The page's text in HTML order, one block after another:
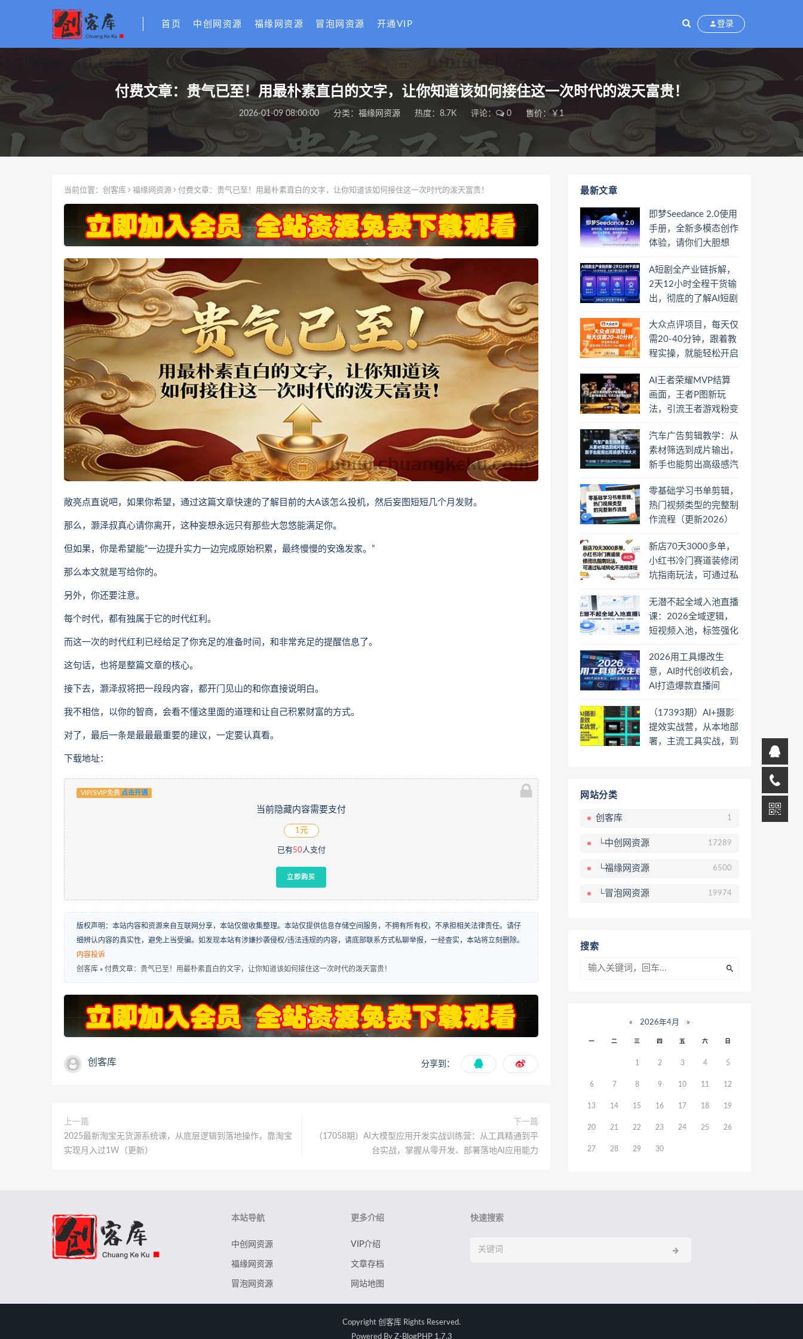
首页 中创网资源 福缘网资源 冒泡网资源 开通VIP 登录
付费文章：贵气已至！用最朴素直白的文字，让你知道该如何接住这一次时代的泼天富贵！
2026-01-09 08:00:00 分类： 福缘网资源 热度：8.7K 评论： 0 售价：￥1
当前位置： 创客库 福缘网资源 付费文章：贵气已至！用最朴素直白的文字，让你知道该如何接住这一次时代的泼天富贵！
敞亮点直说吧，如果你希望，通过这篇文章快速的了解目前的大A该怎么投机，然后妄图短短几个月发财。
那么，灏泽叔真心请你离开，这种妄想永远只有那些大忽悠能满足你。
但如果，你是希望能“一边提升实力一边完成原始积累，最终慢慢的安逸发家。”
那么本文就是写给你的。
另外，你还要注意。
每个时代，都有独属于它的时代红利。
而这一次的时代红利已经给足了你充足的准备时间，和非常充足的提醒信息了。
这句话，也将是整篇文章的核心。
接下去，灏泽叔将把一段段内容，都开门见山的和你直接说明白。
我不相信，以你的智商，会看不懂这里面的道理和让自己积累财富的方式。
对了，最后一条是最最最重要的建议，一定要认真看。
下载地址：
VIP/SVIP免费 点击开通
当前隐藏内容需要支付
1元
已有 50人支付
立即购买
版权声明：本站内容和资源来自互联网分享，本站仅做收集整理。本站仅提供信息存储空间服务，不拥有所有权，不承担相关法律责任。请仔
细辨认内容的真实性，避免上当受骗。如发现本站有涉嫌抄袭侵权/违法违规的内容，请底部联系方式私聊举报，一经查实，本站将立刻删除。
内容投诉
创客库 » 付费文章：贵气已至！用最朴素直白的文字，让你知道该如何接住这一次时代的泼天富贵！
创客库 分享到：
上一篇
2025最新淘宝无货源系统课，从底层逻辑到落地操作，靠淘宝
实现月入过1W（更新）
下一篇
（17058期）AI大模型应用开发实战训练营：从工具精通到平
台实战，掌握从零开发、部署落地AI应用能力
最新文章
即梦Seedance 2.0使用
手册，全新多模态创作
体验，请你们大胆想
A短剧全产业链拆解，
2天12小时全程干货输
出，彻底的了解AI短剧
大众点评项目，每天仅
需20-40分钟，跟着教
程实操，就能轻松开启
AI王者荣耀MVP结算
画面，王者P图新玩
法，引流王者游戏粉变
汽车广告剪辑教学：从
素材筛选到成片输出，
新手也能剪出高级感汽
零基础学习书单剪辑，
热门视频类型的完整制
作流程（更新2026）
新店70天3000多单，
小红书冷门赛道装修闭
坑指南玩法，可通过私
无潜不起全域入池直播
课：2026全域逻辑，
短视频入池，标签强化
2026用工具爆改生
意，AI时代创收机会，
AI打造爆款直播间
（17393期）AI+摄影
提效实战营，从本地部
署，主流工具实战，到
网站分类
创客库 1
└中创网资源 17289
└福缘网资源 6500
└冒泡网资源 19974
搜索
« 2026年4月 »
一 二 三 四 五 六 日
1 2 3 4 5
6 7 8 9 10 11 12
13 14 15 16 17 18 19
20 21 22 23 24 25 26
27 28 29 30
本站导航
中创网资源
福缘网资源
冒泡网资源
更多介绍
VIP介绍
文章存档
网站地图
快速搜索
Copyright 创客库 Rights Reserved.
Powered By Z-BlogPHP 1.7.3